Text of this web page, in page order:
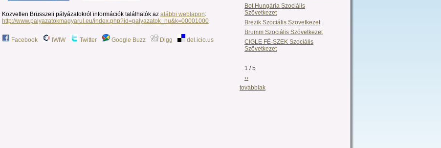
Közvetlen Brüsszeli pályázatokról információk találhatók az alábbi weblapon:
http://www.palyazatokmagyarul.eu/index.php?id=palyazatok_hu&k=00001000
Facebook IWIW Twitter Google Buzz Digg del.icio.us
Bot Hungária Szociális
Szövetkezet
Brezik Szociális Szövetkezet
Brumm Szociális Szövetkezet
CIGLE FÉ-SZEK Szociális
Szövetkezet
1 / 5
››
továbbiak